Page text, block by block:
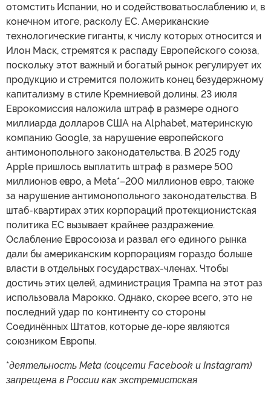
отомстить Испании, но и содействоватьослаблению и, в
конечном итоге, расколу ЕС. Американские
технологические гиганты, к числу которых относится и
Илон Маск, стремятся к распаду Европейского союза,
поскольку этот важный и богатый рынок регулирует их
продукцию и стремится положить конец безудержному
капитализму в стиле Кремниевой долины. 23 июля
Еврокомиссия наложила штраф в размере одного
миллиарда долларов США на Alphabet, материнскую
компанию Google, за нарушение европейского
антимонопольного законодательства. В 2025 году
Apple пришлось выплатить штраф в размере 500
миллионов евро, а Meta*–200 миллионов евро, также
за нарушение антимонопольного законодательства. В
штаб-квартирах этих корпораций протекционистская
политика ЕС вызывает крайнее раздражение.
Ослабление Евросоюза и развал его единого рынка
дали бы американским корпорациям гораздо больше
власти в отдельных государствах-членах. Чтобы
достичь этих целей, администрация Трампа на этот раз
использовала Марокко. Однако, скорее всего, это не
последний удар по континенту со стороны
Соединённых Штатов, которые де-юре являются
союзником Европы.
*деятельность Meta (соцсети Facebook и Instagram)
запрещена в России как экстремистская